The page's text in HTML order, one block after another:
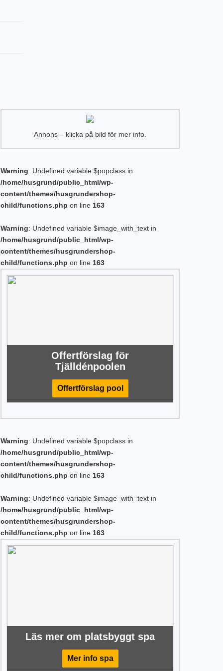
Annons – klicka på bild för mer info.
Warning: Undefined variable $popclass in
/home/husgrund/public_html/wp-
content/themes/husgrundershop-
child/functions.php on line 163
Warning: Undefined variable $image_with_text in
/home/husgrund/public_html/wp-
content/themes/husgrundershop-
child/functions.php on line 163
Offertförslag för
Tjälldénpoolen
Offertförslag pool
Warning: Undefined variable $popclass in
/home/husgrund/public_html/wp-
content/themes/husgrundershop-
child/functions.php on line 163
Warning: Undefined variable $image_with_text in
/home/husgrund/public_html/wp-
content/themes/husgrundershop-
child/functions.php on line 163
Läs mer om platsbyggt spa
Mer info spa